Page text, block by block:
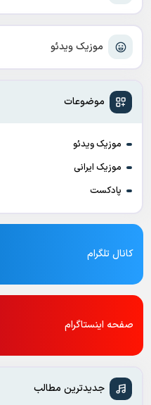
موزیک ویدئو
موضوعات
موزیک ویدئو
موزیک ایرانی
پادکست
کانال تلگرام
صفحه اینستاگرام
جدیدترین مطالب